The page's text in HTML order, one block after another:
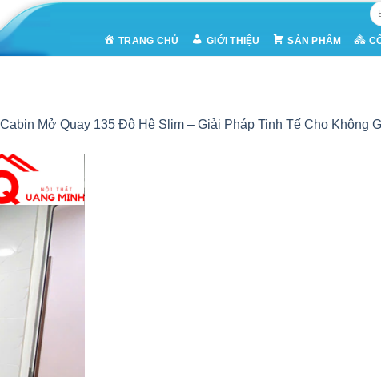
TRANG CHỦ GIỚI THIỆU SẢN PHẨM
Mở Quay 135 Độ Hệ Slim – Giải Pháp Tinh Tế Cho Không